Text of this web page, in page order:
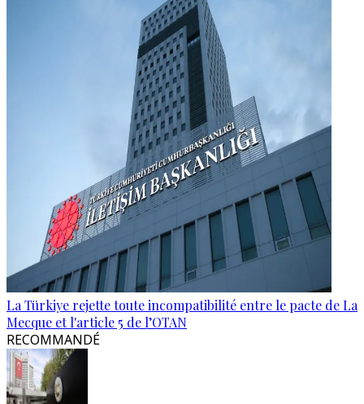
La Türkiye rejette toute incompatibilité entre le pacte de La
Mecque et l'article 5 de l’OTAN
RECOMMANDÉ